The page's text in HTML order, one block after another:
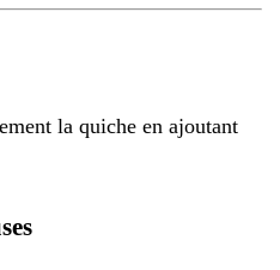
la quiche en ajoutant